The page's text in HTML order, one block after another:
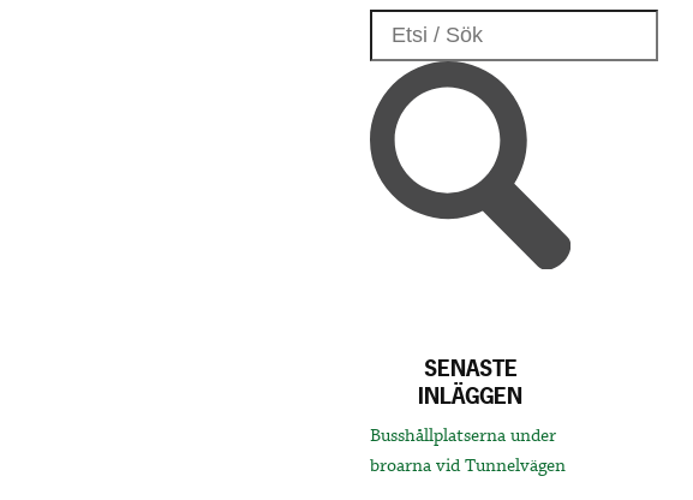
SENASTE
INLÄGGEN
Busshållplatserna under
broarna vid Tunnelvägen